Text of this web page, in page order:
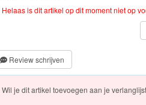
Helaas is dit artikel op dit moment niet op
Review schrijven
Wil je dit artikel toevoegen aan je